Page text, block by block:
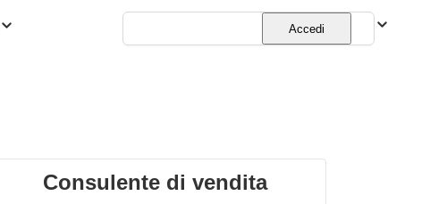
Italiano
Accedi
Consulente di vendita